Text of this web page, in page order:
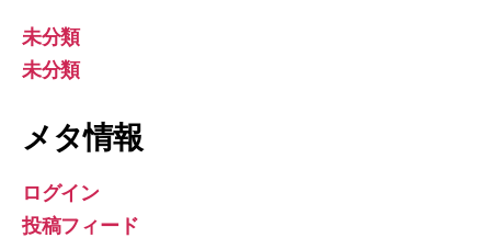
未分類
未分類
メタ情報
ログイン
投稿フィード